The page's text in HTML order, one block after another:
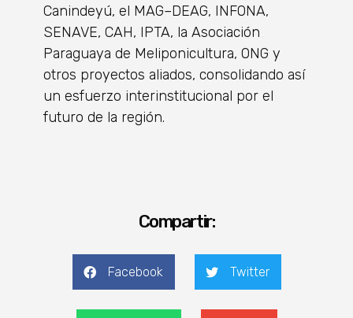
Canindeyú, el MAG–DEAG, INFONA,
SENAVE, CAH, IPTA, la Asociación
Paraguaya de Meliponicultura, ONG y
otros proyectos aliados, consolidando así
un esfuerzo interinstitucional por el
futuro de la región.
Compartir:
Facebook Twitter